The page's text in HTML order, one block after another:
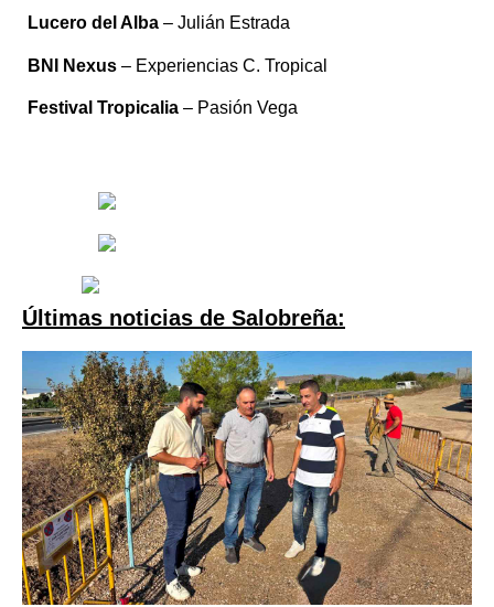
Lucero del Alba – Julián Estrada
BNI Nexus – Experiencias C. Tropical
Festival Tropicalia – Pasión Vega
Últimas noticias de Salobreña: